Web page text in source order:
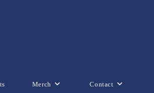
Merch Contact